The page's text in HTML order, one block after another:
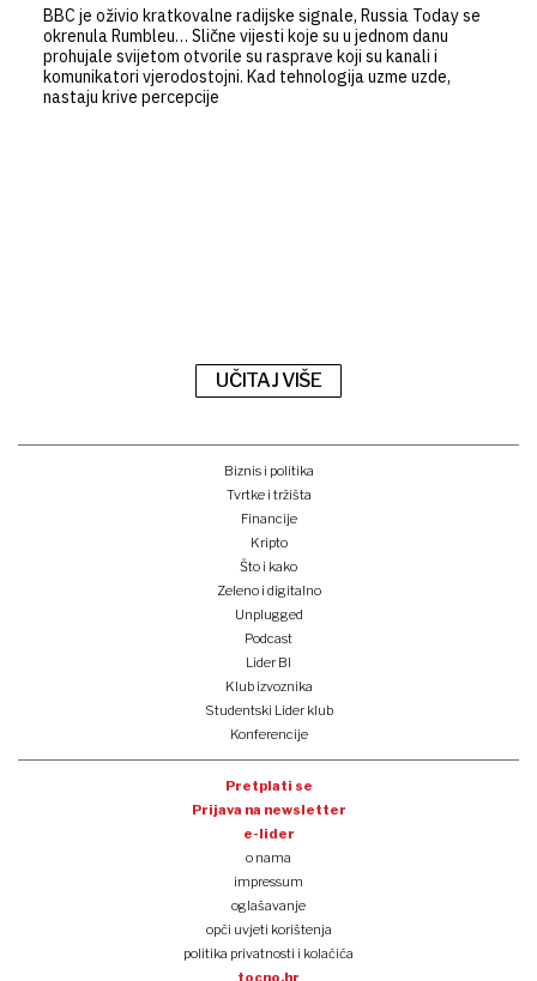
BBC je oživio kratkovalne radijske signale, Russia Today se
okrenula Rumbleu… Slične vijesti koje su u jednom danu
prohujale svijetom otvorile su rasprave koji su kanali i
komunikatori vjerodostojni. Kad tehnologija uzme uzde,
nastaju krive percepcije
UČITAJ VIŠE
Biznis i politika
Tvrtke i tržišta
Financije
Kripto
Što i kako
Zeleno i digitalno
Unplugged
Podcast
Lider BI
Klub izvoznika
Studentski Lider klub
Konferencije
Pretplati se
Prijava na newsletter
e-lider
o nama
impressum
oglašavanje
opći uvjeti korištenja
politika privatnosti i kolačića